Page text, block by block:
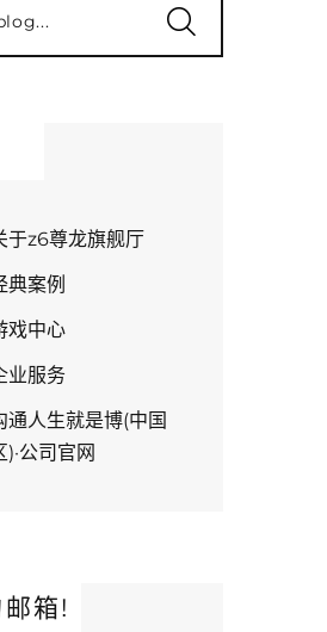
于z6尊龙旗舰厅
典案例
戏中心
业服务
通人生就是博(中国
)·公司官网
箱!